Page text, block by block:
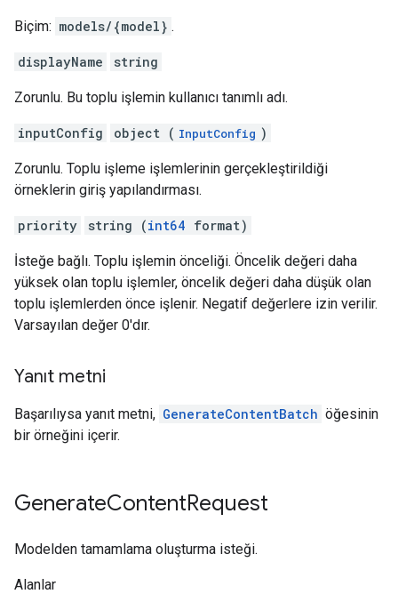
Biçim: models/{model} .
displayName string
Zorunlu. Bu toplu işlemin kullanıcı tanımlı adı.
inputConfig object ( InputConfig )
Zorunlu. Toplu işleme işlemlerinin gerçekleştirildiği
örneklerin giriş yapılandırması.
priority string (int64 format)
İsteğe bağlı. Toplu işlemin önceliği. Öncelik değeri daha
yüksek olan toplu işlemler, öncelik değeri daha düşük olan
toplu işlemlerden önce işlenir. Negatif değerlere izin verilir.
Varsayılan değer 0'dır.
Yanıt metni
Başarılıysa yanıt metni, GenerateContentBatch öğesinin
bir örneğini içerir.
GenerateContentRequest
Modelden tamamlama oluşturma isteği.
Alanlar